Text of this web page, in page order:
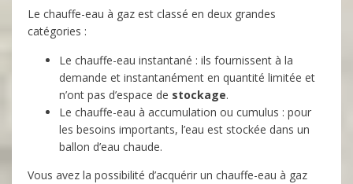
Le chauffe-eau à gaz est classé en deux grandes
catégories :
Le chauffe-eau instantané : ils fournissent à la
demande et instantanément en quantité limitée et
n’ont pas d’espace de stockage.
Le chauffe-eau à accumulation ou cumulus : pour
les besoins importants, l’eau est stockée dans un
ballon d’eau chaude.
Vous avez la possibilité d’acquérir un chauffe-eau à gaz